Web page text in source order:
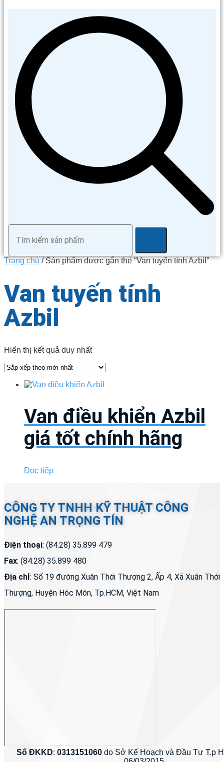
Trang chủ/ Sản phẩm được gắn thẻ “Van tuyến tính Azbil”
Van tuyến tính
Azbil
Hiển thị kết quả duy nhất
Van điều khiển Azbil
giá tốt chính hãng
Đọc tiếp
CÔNG TY TNHH KỸ THUẬT CÔNG
NGHỆ AN TRỌNG TÍN
Điện thoại: (84.28) 35.899 479
Fax: (84.28) 35.899 480
Địa chỉ: Số 19 đường Xuân Thới Thượng 2, Ấp 4, Xã Xuân Thới
Thượng, Huyện Hóc Môn, Tp.HCM, Việt Nam
Số ĐKKD:0313151060 do Sở Kế Hoạch và Đầu Tư T.p